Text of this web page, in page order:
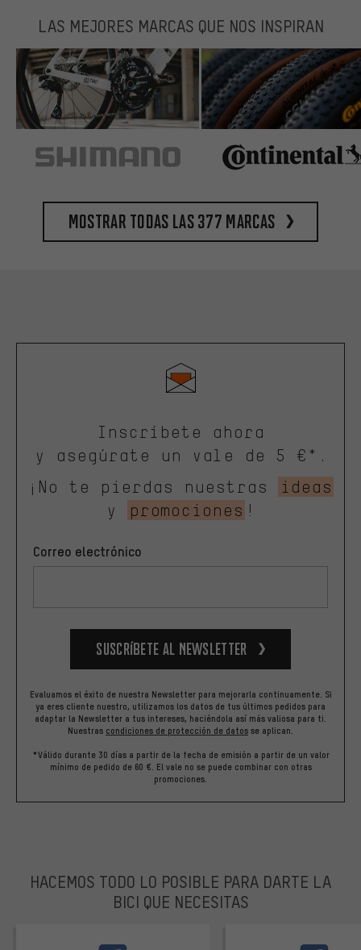
LAS MEJORES MARCAS QUE NOS INSPIRAN
Mostrar todas las 377 marcas
Inscríbete ahora
y asegúrate un vale de 5 €*.
¡No te pierdas nuestras
ideas
y
promociones !
Correo electrónico
Suscríbete al newsletter
Evaluamos el éxito de nuestra Newsletter para mejorarla continuamente. Si
ya eres cliente nuestro, utilizamos los datos de tus últimos pedidos para
adaptar la Newsletter a tus intereses, haciéndola así más valiosa para ti.
Nuestras condiciones de protección de datos se aplican.
*Válido durante 30 días a partir de la fecha de emisión a partir de un valor
mínimo de pedido de 60 €. El vale no se puede combinar con otras
promociones.
HACEMOS TODO LO POSIBLE PARA DARTE LA
BICI QUE NECESITAS